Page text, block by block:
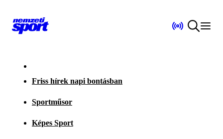
Friss hírek napi bontásban
Sportműsor
Képes Sport